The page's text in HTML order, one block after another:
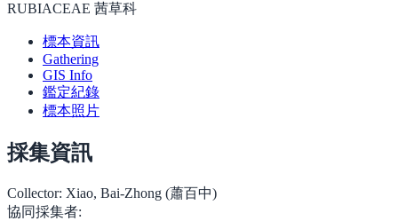
RUBIACEAE 茜草科
標本資訊
Gathering
GIS Info
鑑定紀錄
標本照片
採集資訊
Collector: Xiao, Bai-Zhong (蕭百中)
協同採集者: